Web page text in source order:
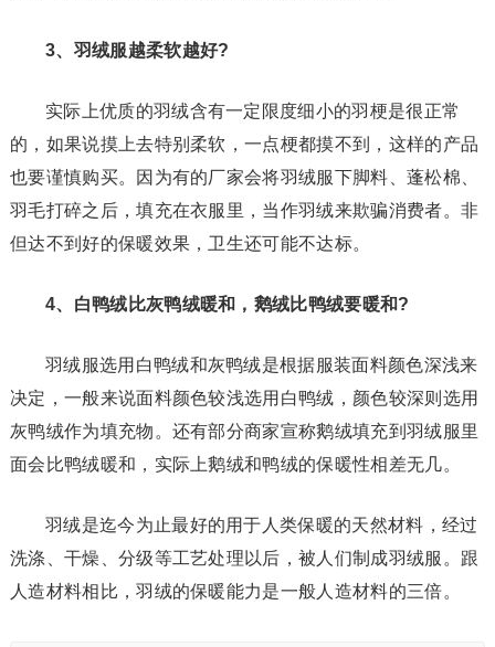
3、羽绒服越柔软越好?
实际上优质的羽绒含有一定限度细小的羽梗是很正常
的，如果说摸上去特别柔软，一点梗都摸不到，这样的产品
也要谨慎购买。因为有的厂家会将羽绒服下脚料、蓬松棉、
羽毛打碎之后，填充在衣服里，当作羽绒来欺骗消费者。非
但达不到好的保暖效果，卫生还可能不达标。
4、白鸭绒比灰鸭绒暖和，鹅绒比鸭绒要暖和?
羽绒服选用白鸭绒和灰鸭绒是根据服装面料颜色深浅来
决定，一般来说面料颜色较浅选用白鸭绒，颜色较深则选用
灰鸭绒作为填充物。还有部分商家宣称鹅绒填充到羽绒服里
面会比鸭绒暖和，实际上鹅绒和鸭绒的保暖性相差无几。
羽绒是迄今为止最好的用于人类保暖的天然材料，经过
洗涤、干燥、分级等工艺处理以后，被人们制成羽绒服。跟
人造材料相比，羽绒的保暖能力是一般人造材料的三倍。